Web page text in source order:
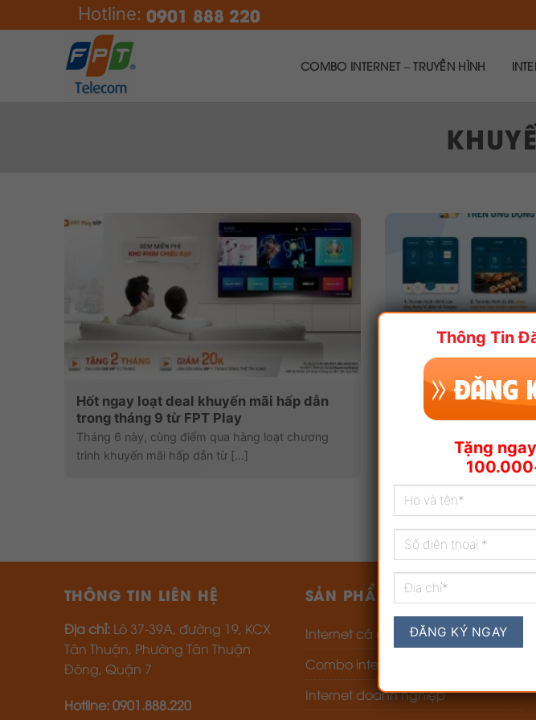
to
Hotline: 0901 888 220
COMBO INTERNET – TRUYỀN HÌNH
Hốt ngay loạt deal khuyến mãi hấp dẫn
trong tháng 9 từ FPT Play
Tháng 6 này, cùng điểm qua hàng loạt chương
trình khuyến mãi hấp dẫn từ [...]
Săn ngay ưu đãi cực
Ví Foxpay phiên bản
Trở thành sản phẩm
công nghệ thông tin Việt
THÔNG TIN LIÊN HỆ
Địa chỉ: Lô 37-39A, đường 19, KCX
Tân Thuận, Phường Tân Thuận
Đông, Quận 7
Hotline: 0901.888.220
SẢN PHẨM – DỊCH VỤ
Internet cá nhân
Combo internet – Truyền hình
Internet doanh nghiệp
Thông Tin
Tặng